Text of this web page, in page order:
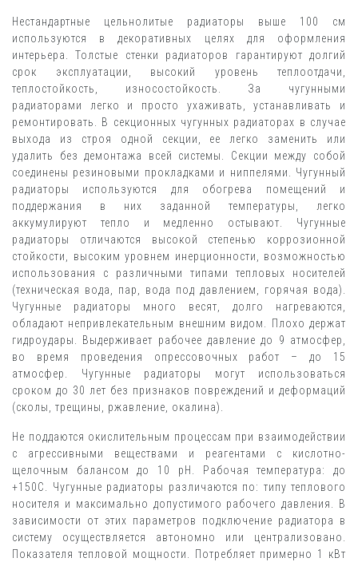
Нестандартные цельнолитые радиаторы выше 100 см
используются в декоративных целях для оформления
интерьера. Толстые стенки радиаторов гарантируют долгий
срок эксплуатации, высокий уровень теплоотдачи,
теплостойкость, износостойкость. За чугунными
радиаторами легко и просто ухаживать, устанавливать и
ремонтировать. В секционных чугунных радиаторах в случае
выхода из строя одной секции, ее легко заменить или
удалить без демонтажа всей системы. Секции между собой
соединены резиновыми прокладками и ниппелями. Чугунный
радиаторы используются для обогрева помещений и
поддержания в них заданной температуры, легко
аккумулируют тепло и медленно остывают. Чугунные
радиаторы отличаются высокой степенью коррозионной
стойкости, высоким уровнем инерционности, возможностью
использования с различными типами тепловых носителей
(техническая вода, пар, вода под давлением, горячая вода).
Чугунные радиаторы много весят, долго нагреваются,
обладают непривлекательным внешним видом. Плохо держат
гидроудары. Выдерживает рабочее давление до 9 атмосфер,
во время проведения опрессовочных работ – до 15
атмосфер. Чугунные радиаторы могут использоваться
сроком до 30 лет без признаков повреждений и деформаций
(сколы, трещины, ржавление, окалина).
Не поддаются окислительным процессам при взаимодействии
с агрессивными веществами и реагентами с кислотно-
щелочным балансом до 10 pH. Рабочая температура: до
+150С. Чугунные радиаторы различаются по: типу теплового
носителя и максимально допустимого рабочего давления. В
зависимости от этих параметров подключение радиатора в
систему осуществляется автономно или централизовано.
Показателя тепловой мощности. Потребляет примерно 1 кВт